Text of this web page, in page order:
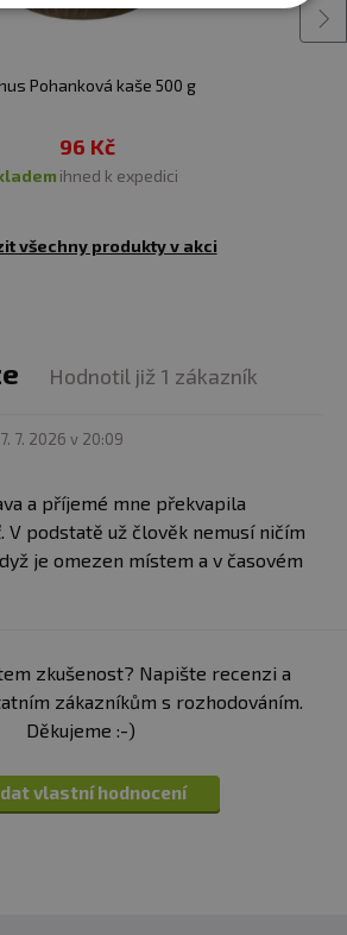
Pohanková kaše 500 g
96 Kč
ihned k expedici
všechny produkty v akci
Hodnotil již 1 zákazník
7. 7. 2026 v 20:09
a příjemé mne překvapila
V podstatě už člověk nemusí ničím
je omezen místem a v časovém
zkušenost? Napište recenzi a
zákazníkům s rozhodováním.
Děkujeme :-)
vlastní hodnocení